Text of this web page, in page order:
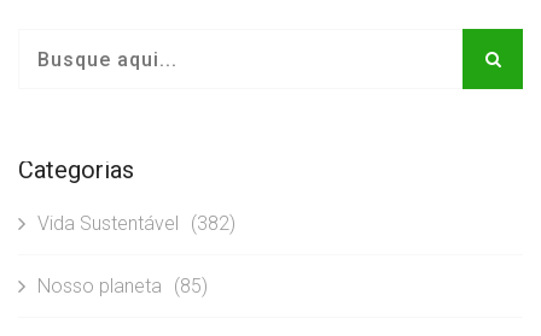
Categorias
Vida Sustentável (382)
Nosso planeta (85)